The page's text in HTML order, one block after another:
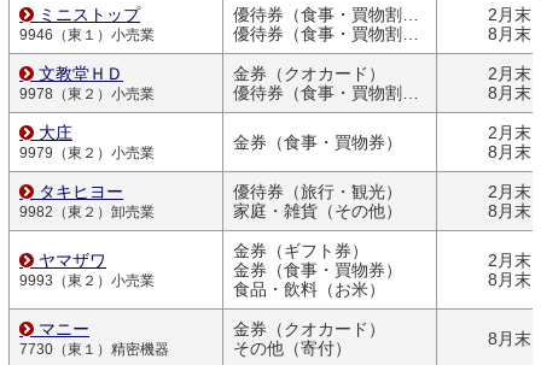
ミニストップ
9946（東１）小売業
優待券（食事・買物割引券）
優待券（食事・買物割引券）
2月末
8月末
文教堂ＨＤ
9978（東２）小売業
金券（クオカード）
優待券（食事・買物割引券）
2月末
8月末
大庄
9979（東２）小売業
金券（食事・買物券）
2月末
8月末
タキヒヨー
9982（東２）卸売業
優待券（旅行・観光）
家庭・雑貨（その他）
2月末
8月末
ヤマザワ
9993（東２）小売業
金券（ギフト券）
金券（食事・買物券）
食品・飲料（お米）
2月末
8月末
マニー
7730（東１）精密機器
金券（クオカード）
その他（寄付）
8月末